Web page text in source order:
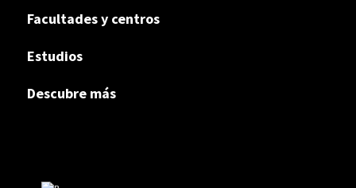
Facultades y centros
Estudios
Descubre más